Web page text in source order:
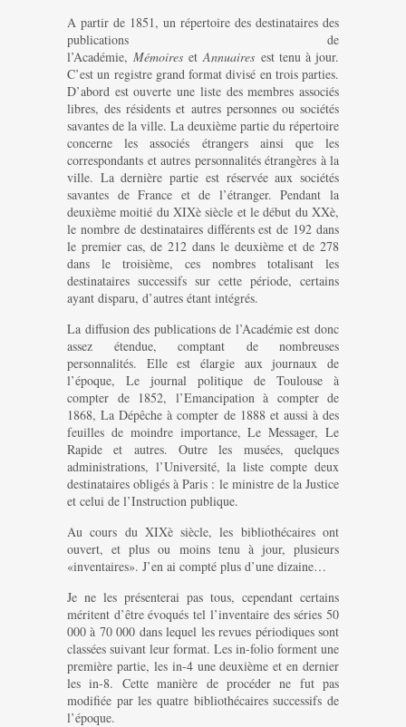
A partir de 1851, un répertoire des destinataires des
publications de
l’Académie,Mémoires etAnnuaires est tenu à jour.
C’est un registre grand format divisé en trois parties.
D’abord est ouverte une liste des membres associés
libres, des résidents et autres personnes ou sociétés
savantes de la ville. La deuxième partie du répertoire
concerne les associés étrangers ainsi que les
correspondants et autres personnalités étrangères à la
ville. La dernière partie est réservée aux sociétés
savantes de France et de l’étranger. Pendant la
deuxième moitié du XIXè siècle et le début du XXè,
le nombre de destinataires différents est de 192 dans
le premier cas, de 212 dans le deuxième et de 278
dans le troisième, ces nombres totalisant les
destinataires successifs sur cette période, certains
ayant disparu, d’autres étant intégrés.
La diffusion des publications de l’Académie est donc
assez étendue, comptant de nombreuses
personnalités. Elle est élargie aux journaux de
l’époque, Le journal politique de Toulouse à
compter de 1852, l’Emancipation à compter de
1868, La Dépêche à compter de 1888 et aussi à des
feuilles de moindre importance, Le Messager, Le
Rapide et autres. Outre les musées, quelques
administrations, l’Université, la liste compte deux
destinataires obligés à Paris : le ministre de la Justice
et celui de l’Instruction publique.
Au cours du XIXè siècle, les bibliothécaires ont
ouvert, et plus ou moins tenu à jour, plusieurs
«inventaires». J’en ai compté plus d’une dizaine…
Je ne les présenterai pas tous, cependant certains
méritent d’être évoqués tel l’inventaire des séries 50
000 à 70 000 dans lequel les revues périodiques sont
classées suivant leur format. Les in-folio forment une
première partie, les in-4 une deuxième et en dernier
les in-8. Cette manière de procéder ne fut pas
modifiée par les quatre bibliothécaires successifs de
l’époque.